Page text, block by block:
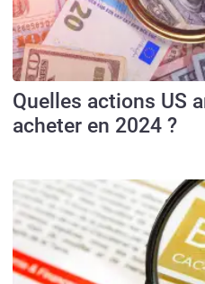
Quelles actions US
acheter en 2024 ?